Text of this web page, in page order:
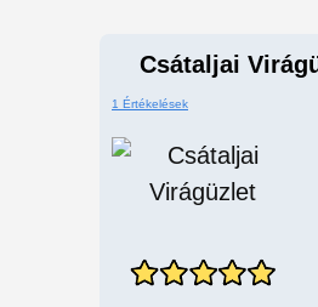
Csátaljai
1 Értékelések